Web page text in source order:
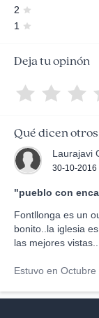
2
1
Deja tu opinón
Qué dicen
Laurajavi
30-10-2016
"pueblo con
Fontllonga es un
bonito..la iglesia
las mejores vistas...
Estuvo en